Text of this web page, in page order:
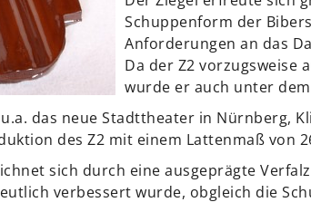
Schuppenform der
Anforderungen an das
Da der Z2 vorzugsweise
wurde er auch unter
das neue Stadttheater in Nürnberg,
des Z2 mit einem Lattenmaß von
sich durch eine ausgeprägte
verbessert wurde, obgleich die